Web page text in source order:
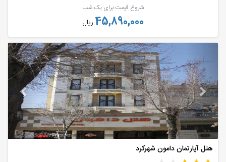
شروع قیمت برای یک شب
45,890,000 ریال
هتل آپارتمان دامون شهرکرد